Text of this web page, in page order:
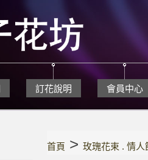
訂花說明 會員中心
首頁 >玫瑰花束 . 情人